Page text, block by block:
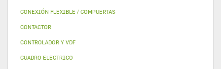
CONEXIÓN FLEXIBLE / COMPUERTAS
CONTACTOR
CONTROLADOR Y VDF
CUADRO ELECTRICO